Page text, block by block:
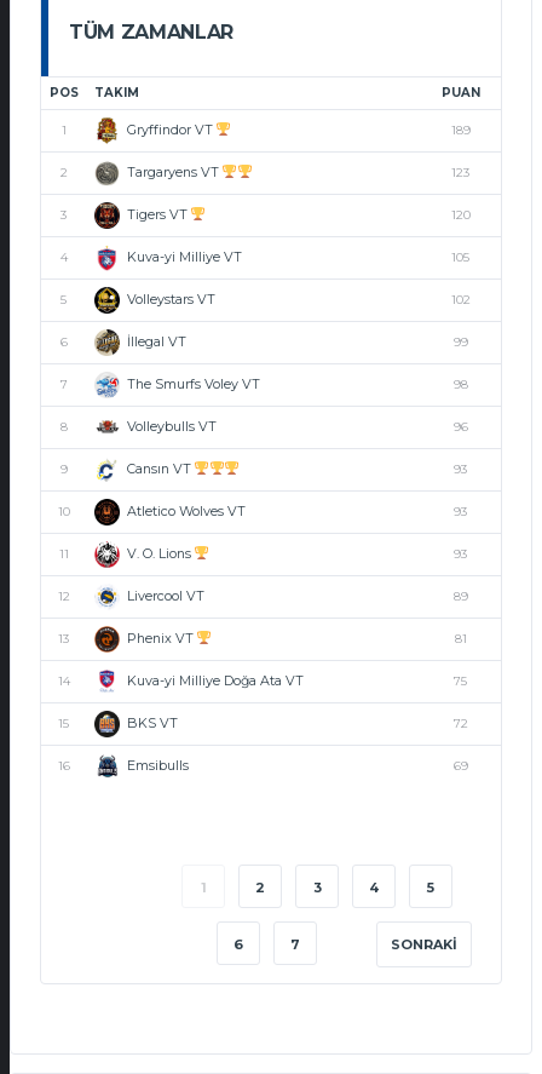
TÜM ZAMANLAR
POS TAKIM PUAN
1 Gryffindor VT 189
2 Targaryens VT 123
3 Tigers VT 120
4 Kuva-yi Milliye VT 105
5 Volleystars VT 102
6 İllegal VT 99
7 The Smurfs Voley VT 98
8 Volleybulls VT 96
9 Cansın VT 93
10 Atletico Wolves VT 93
11 V. O. Lions 93
12 Livercool VT 89
13 Phenix VT 81
14 Kuva-yi Milliye Doğa Ata VT 75
15 BKS VT 72
16 Emsibulls 69
1 2 3 4 5
6 7 SONRAKI